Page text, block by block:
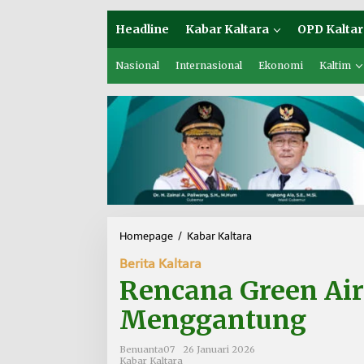
Headline Kabar Kaltara OPD
Nasional Internasional Ekonomi Kaltim
Homepage / Kabar Kaltara
c
a
a
r
Berita Kaltara
Rencana Green
Menggantung
Benuanta07
26 Januari 2026
Kabar Kaltara